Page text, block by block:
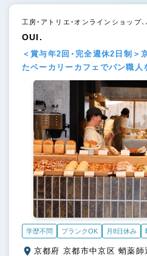
工房・アトリエ・オンラインショップ
OUI.
＜賞与年2回・完全週休2日制＞
たベーカリーカフェでパン職人
学歴不問 ブランクOK 月8日休み
京都府 京都